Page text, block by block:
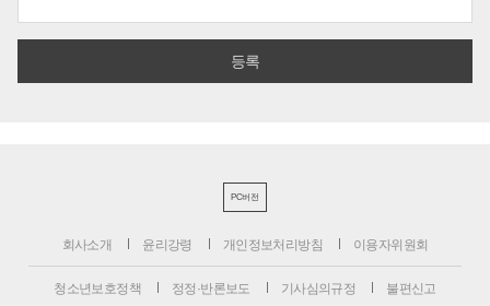
PC버전
회사소개 윤리강령 개인정보처리방침 이용자위원회
청소년보호정책 정정·반론보도 기사심의규정 불편신고